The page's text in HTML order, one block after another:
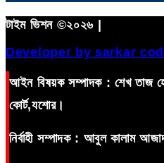
টাইম ভিশন ©২০২৬ |
Developer by sarkar
আইন বিষয়ক সম্পাদক : শেখ তাজ
কোর্ট,যশোর।
নির্বাহী সম্পাদক : আবুল কালাম